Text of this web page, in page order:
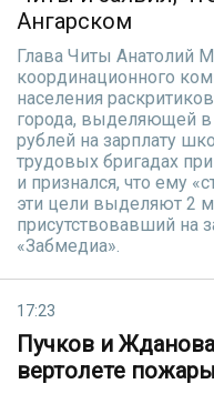
Ангарском
Глава Читы Анатолий
координационного
населения
города, выделяющей в
рублей на зарплату
трудовых бригадах
и признался, что ему
эти цели выделяют 2
присутствовавший на
«Забмедиа».
17:23
Пучков и
вертолете